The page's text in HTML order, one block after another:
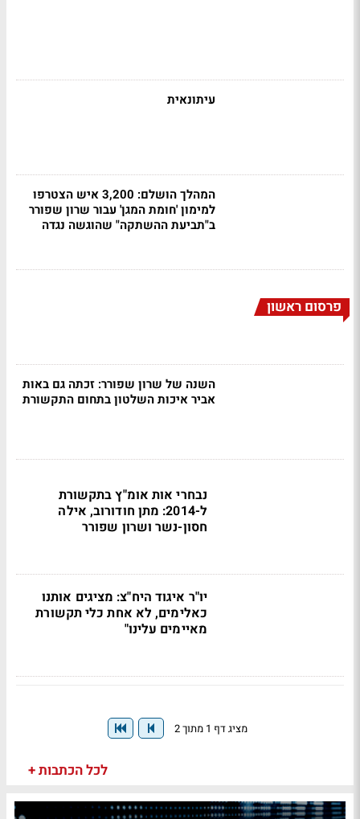
עיתונאית
המהלך הושלם: 3,200 איש הצטרפו
למימון 'חומת המגן' עבור שרון שפורר
ב"תביעת ההשתקה" שהוגשה נגדה
פרסום ראשון
השנה של שרון שפורר: זכתה גם באות
אביר איכות השלטון בתחום התקשורת
נבחרי אות אומ"ץ בתקשורת
ל-2014: מתן חודורוב, אילה
חסון-נשר ושרון שפורר
יו"ר איגוד היח"צ: מציגים אותנו
כאלימים, לא אחת כלי תקשורת
מאיימים עלינו"
מציג דף 1 מתוך 2
לכל הכתבות +